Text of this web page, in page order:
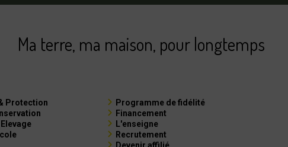
Ma terre, ma maison, pour longtemps
Protection
Programme de fidélité
Financement
L'enseigne
Recrutement